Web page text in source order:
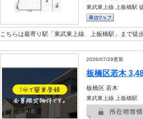
東武東上線 上板橋駅
こちらは最寄り駅「東武東上線 上板橋駅」まで
2026/07/29更新
板橋区若木
板橋区 若木
東武東上線 上板橋駅